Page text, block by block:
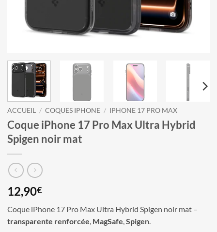
ACCUEIL / COQUES IPHONE / IPHONE 17 PRO MAX
Coque iPhone 17 Pro Max Ultra Hybrid
Spigen noir mat
12,90€
Coque iPhone 17 Pro Max Ultra Hybrid Spigen noir mat –
transparente renforcée, MagSafe,Spigen.